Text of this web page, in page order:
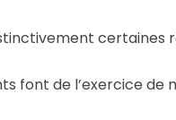
certaines
font de l’exercice